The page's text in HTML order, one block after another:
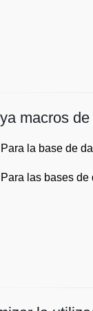
macros
Para la base de
Para las bases